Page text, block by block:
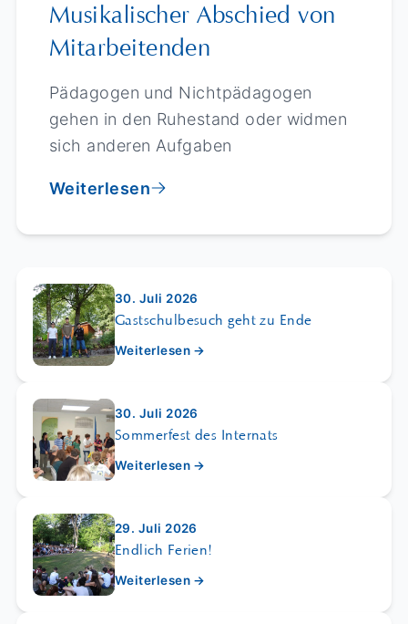
Musikalischer Abschied von
Mitarbeitenden
Pädagogen und Nichtpädagogen
gehen in den Ruhestand oder widmen
sich anderen Aufgaben
Weiterlesen
30. Juli 2026
Gastschulbesuch geht zu Ende
Weiterlesen →
30. Juli 2026
Sommerfest des Internats
Weiterlesen →
29. Juli 2026
Endlich Ferien!
Weiterlesen →